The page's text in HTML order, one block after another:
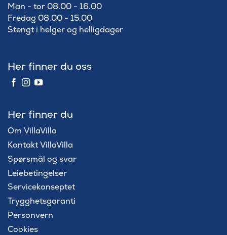
Man - tor 08.00 - 16.00
Fredag 08.00 - 15.00
Stengt i helger og helligdager
Her finner du oss
Her finner du
Om VillaVilla
Kontakt VillaVilla
Spørsmål og svar
Leiebetingelser
Servicekonseptet
Trygghetsgaranti
Personvern
Cookies